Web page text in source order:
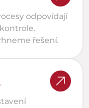
odpovídají
řešení.